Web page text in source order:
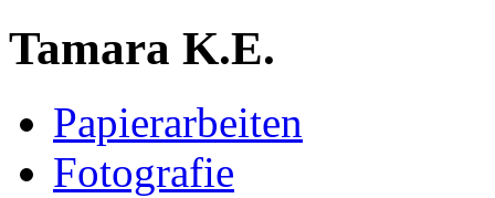
Tamara K.E.
Papierarbeiten
Fotografie